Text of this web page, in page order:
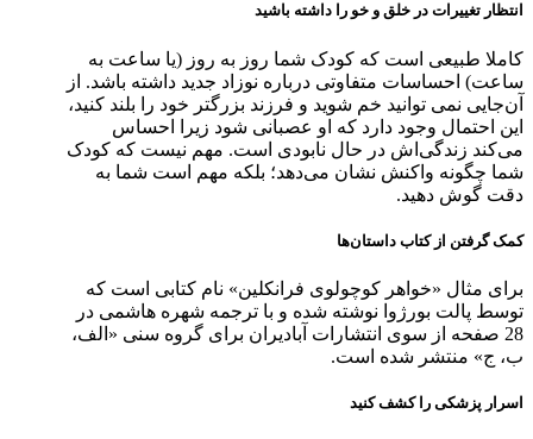
انتظار تغییرات در خلق و خو را داشته باشید
کاملا طبیعی است که کودک شما روز به روز (یا ساعت به
ساعت) احساسات متفاوتی درباره نوزاد جدید داشته باشد. از
آن‌جایی نمی توانید خم شوید و فرزند بزرگتر خود را بلند کنید،
این احتمال وجود دارد که او عصبانی شود زیرا احساس
می‌کند زندگی‌اش در حال نابودی است. مهم نیست که کودک
شما چگونه واکنش نشان می‌دهد؛ بلکه مهم است شما به
دقت گوش دهید.
کمک گرفتن از کتاب‌ داستان‌ها
برای مثال «خواهر کوچولوی فرانکلین» نام کتابی است که
توسط پالت بورژوا نوشته شده و با ترجمه شهره هاشمی در
28 صفحه از سوی انتشارات آبادیران برای گروه سنی «الف،
ب، ج» منتشر شده است.
اسرار پزشکی را کشف کنید